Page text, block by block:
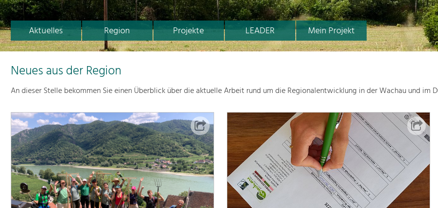
Aktuelles Region Projekte LEADER Mein Projekt
Neues aus der Region
An dieser Stelle bekommen Sie einen Überblick über die aktuelle Arbeit rund um die Regionalentwicklung in der Wachau und im